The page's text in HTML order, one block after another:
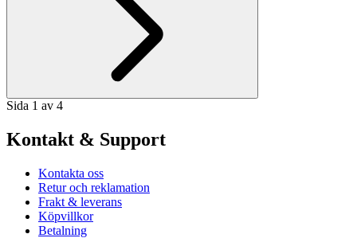
Sida 1 av 4
Kontakt & Support
Kontakta oss
Retur och reklamation
Frakt & leverans
Köpvillkor
Betalning